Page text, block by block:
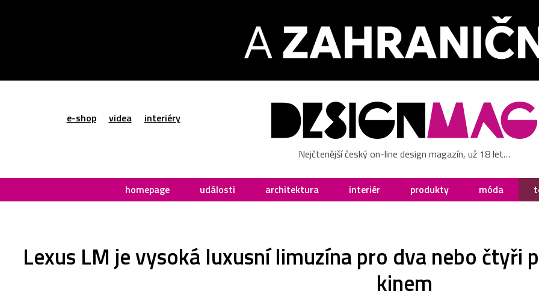
e-shop videa interiéry
Nejčtenější český on-line design magazín, už 18 let…
homepage události architektura interiér produkty móda
Lexus LM je vysoká luxusní limuzína pro dva nebo čtyři
kinem